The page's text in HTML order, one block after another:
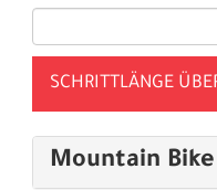
SCHRITTLÄNGE
Mountain